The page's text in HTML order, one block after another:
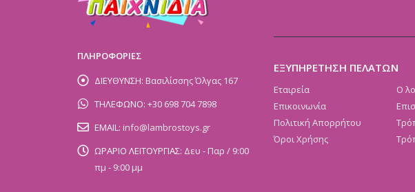
ΠΛΗΡΟΦΟΡΙΕΣ
ΔΙΕΥΘΥΝΣΗ: Βασιλίσσης Όλγας 167
ΤΗΛΕΦΩΝΟ: +30 698 704 7898
EMAIL: info@lambrostoys.gr
ΩΡΑΡΙΟ ΛΕΙΤΟΥΡΓΙΑΣ: Δευ - Παρ / 9:00
πμ - 9:00 μμ
ΕΞΥΠΗΡΕΤΗΣΗ ΠΕΛΑΤΩΝ
Εταιρεία
Επικοινωνία
Πολιτική Απορρήτου
Όροι Χρήσης
Ο